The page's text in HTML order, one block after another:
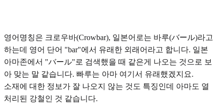
영어명칭은 크로우바(Crowbar), 일본어로는 바루(バール)라고
하는데 영어 단어 "bar"에서 유래한 외래어라고 합니다. 일본
아마존에서 "バール"로 검색했을 때 같은게 나오는 것으로 보
아 맞는 말 같습니다. 빠루는 아마 여기서 유래했겠지요.
소재에 대한 정보가 잘 나오지 않는 것도 특징인데 아마도 열
처리된 강철인 것 같습니다.